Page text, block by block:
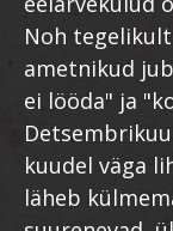
Noh
ametnikud
ei lööda" ja
kuudel väga
läheb